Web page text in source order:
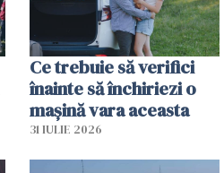
Ce trebuie să verifici
înainte să închiriezi o
mașină vara aceasta
31 IULIE 2026